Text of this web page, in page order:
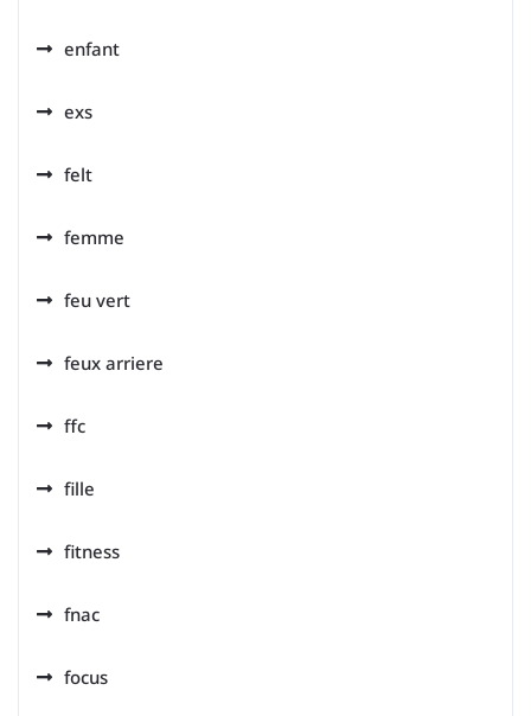
enfant
exs
felt
femme
feu vert
feux arriere
ffc
fille
fitness
fnac
focus